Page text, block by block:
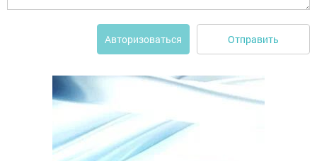
Авторизоваться Отправить